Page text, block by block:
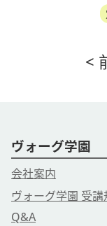
<
ヴォーグ学園
会社案内
ヴォーグ学園 受講
Q&A